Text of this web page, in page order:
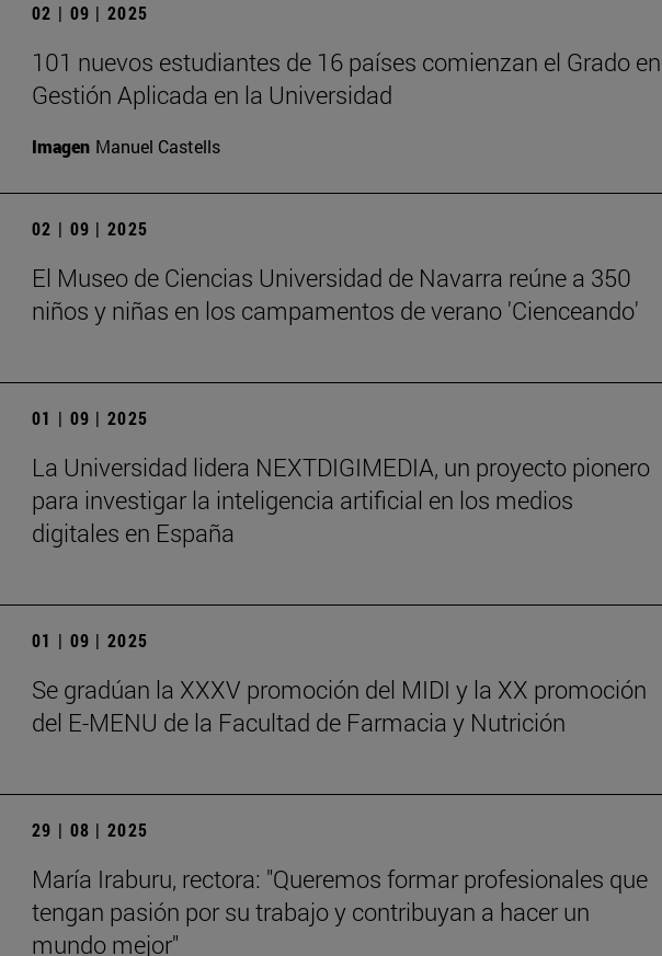
02 | 09 | 2025
101 nuevos estudiantes de 16 países comienzan el Grado en
Gestión Aplicada en la Universidad
Imagen Manuel Castells
02 | 09 | 2025
El Museo de Ciencias Universidad de Navarra reúne a 350
niños y niñas en los campamentos de verano 'Cienceando'
01 | 09 | 2025
La Universidad lidera NEXTDIGIMEDIA, un proyecto pionero
para investigar la inteligencia artificial en los medios
digitales en España
01 | 09 | 2025
Se gradúan la XXXV promoción del MIDI y la XX promoción
del E-MENU de la Facultad de Farmacia y Nutrición
29 | 08 | 2025
María Iraburu, rectora: "Queremos formar profesionales que
tengan pasión por su trabajo y contribuyan a hacer un
mundo mejor"